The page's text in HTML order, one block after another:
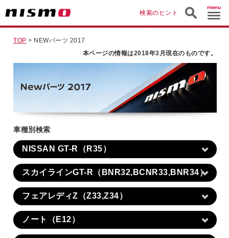
検索のヒント
TOP > NEWパーツ 2017
本ページの情報は2018年3月現在のものです。
車種別検索
NISSAN GT-R（R35）
スカイラインGT-R（BNR32,BCNR33,BNR34）
フェアレディZ（Z33,Z34）
ノート（E12）